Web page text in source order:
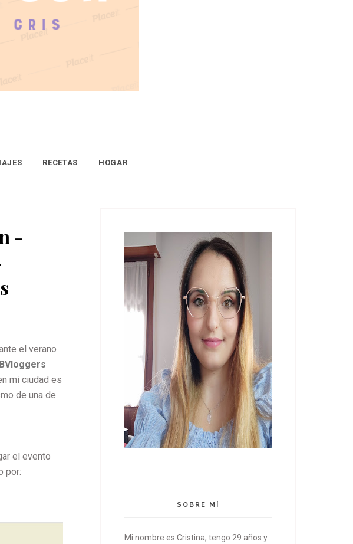
RECETAS HOGAR
-
el verano
mi ciudad es
de una de
el evento
por:
SOBRE MÍ
Mi nombre es Cristina, tengo 29 años y